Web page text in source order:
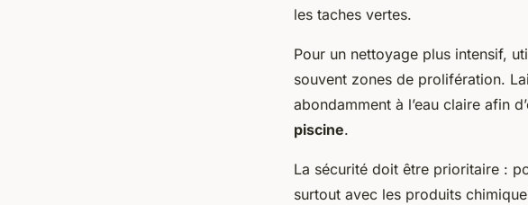
les taches vertes.
Pour un nettoyage plus intensif,
souvent zones de prolifération.
abondamment à l’eau claire afin
piscine.
La sécurité doit être prioritaire :
surtout avec les produits